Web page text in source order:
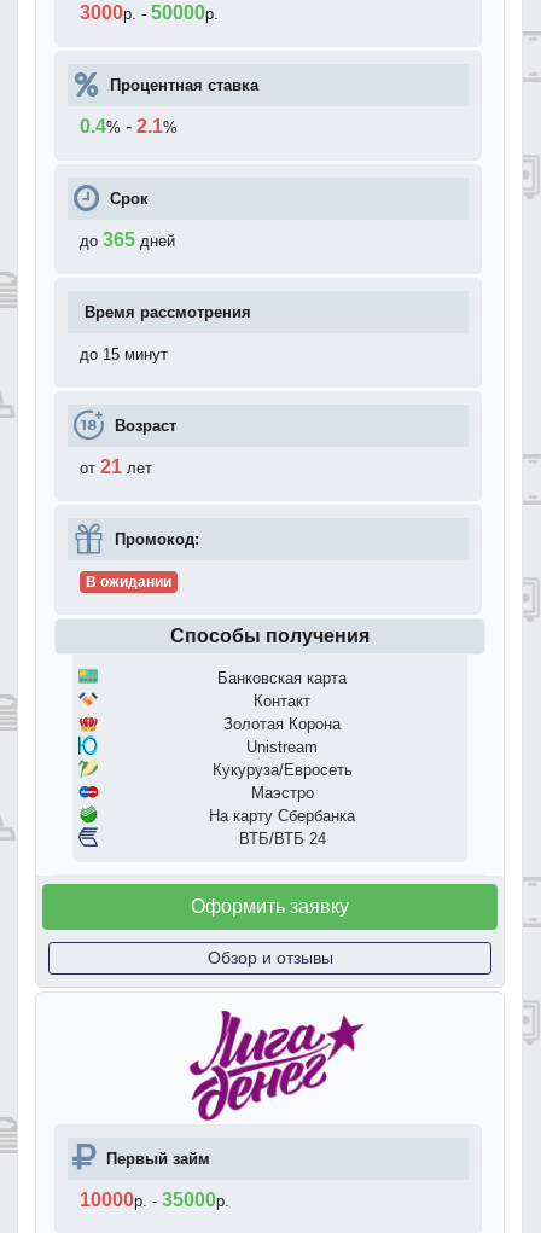
3000р. - 50000р.
Процентная ставка
0.4% - 2.1%
Срок
до 365 дней
Время рассмотрения
до 15 минут
Возраст
от 21 лет
Промокод:
В ожидании
Способы получения
Банковская карта
Контакт
Золотая Корона
Unistream
Кукуруза/Евросеть
Маэстро
На карту Сбербанка
ВТБ/ВТБ 24
Оформить заявку
Обзор и отзывы
Первый займ
10000р. - 35000р.